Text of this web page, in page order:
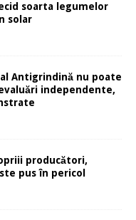
soarta legumelor
solar
Antigrindină nu poate
independente,
producători,
pus în pericol